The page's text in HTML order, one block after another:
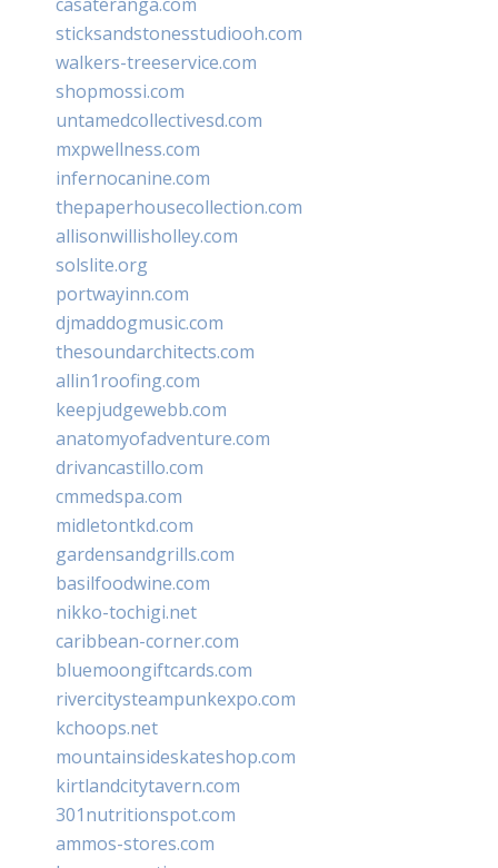
sticksandstonesstudiooh.com
walkers-treeservice.com
shopmossi.com
untamedcollectivesd.com
mxpwellness.com
infernocanine.com
thepaperhousecollection.com
allisonwillisholley.com
solslite.org
portwayinn.com
djmaddogmusic.com
thesoundarchitects.com
allin1roofing.com
keepjudgewebb.com
anatomyofadventure.com
drivancastillo.com
cmmedspa.com
midletontkd.com
gardensandgrills.com
basilfoodwine.com
nikko-tochigi.net
caribbean-corner.com
bluemoongiftcards.com
rivercitysteampunkexpo.com
kchoops.net
mountainsideskateshop.com
kirtlandcitytavern.com
301nutritionspot.com
ammos-stores.com